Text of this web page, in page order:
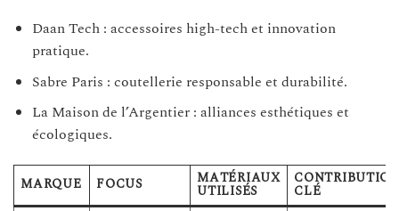
Daan Tech : accessoires high-tech et innovation
pratique.
Sabre Paris : coutellerie responsable et durabilité.
La Maison de l’Argentier : alliances esthétiques et
écologiques.
MARQUE FOCUS MATÉRIAUX
UTILISÉS CLÉ